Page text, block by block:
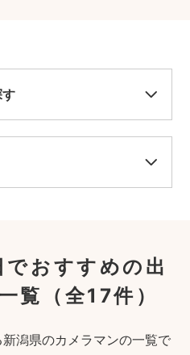
おすすめの出
覧
（全17件）
潟県のカメラマンの一覧で